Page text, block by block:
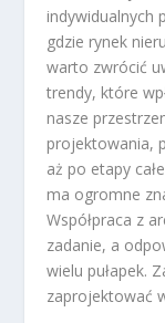
indywidualnych
gdzie rynek
warto zwrócić
trendy, które
nasze
projektowania,
aż po etapy
ma ogromne
Współpraca z
zadanie, a
wielu pułapek.
zaprojektować